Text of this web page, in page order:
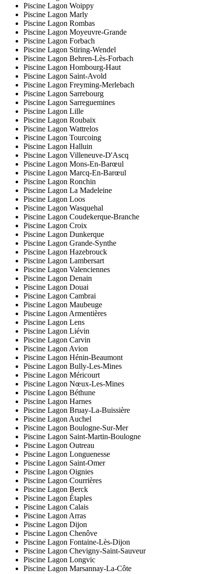
Piscine Lagon Woippy
Piscine Lagon Marly
Piscine Lagon Rombas
Piscine Lagon Moyeuvre-Grande
Piscine Lagon Forbach
Piscine Lagon Stiring-Wendel
Piscine Lagon Behren-Lès-Forbach
Piscine Lagon Hombourg-Haut
Piscine Lagon Saint-Avold
Piscine Lagon Freyming-Merlebach
Piscine Lagon Sarrebourg
Piscine Lagon Sarreguemines
Piscine Lagon Lille
Piscine Lagon Roubaix
Piscine Lagon Wattrelos
Piscine Lagon Tourcoing
Piscine Lagon Halluin
Piscine Lagon Villeneuve-D'Ascq
Piscine Lagon Mons-En-Barœul
Piscine Lagon Marcq-En-Barœul
Piscine Lagon Ronchin
Piscine Lagon La Madeleine
Piscine Lagon Loos
Piscine Lagon Wasquehal
Piscine Lagon Coudekerque-Branche
Piscine Lagon Croix
Piscine Lagon Dunkerque
Piscine Lagon Grande-Synthe
Piscine Lagon Hazebrouck
Piscine Lagon Lambersart
Piscine Lagon Valenciennes
Piscine Lagon Denain
Piscine Lagon Douai
Piscine Lagon Cambrai
Piscine Lagon Maubeuge
Piscine Lagon Armentières
Piscine Lagon Lens
Piscine Lagon Liévin
Piscine Lagon Carvin
Piscine Lagon Avion
Piscine Lagon Hénin-Beaumont
Piscine Lagon Bully-Les-Mines
Piscine Lagon Méricourt
Piscine Lagon Nœux-Les-Mines
Piscine Lagon Béthune
Piscine Lagon Harnes
Piscine Lagon Bruay-La-Buissière
Piscine Lagon Auchel
Piscine Lagon Boulogne-Sur-Mer
Piscine Lagon Saint-Martin-Boulogne
Piscine Lagon Outreau
Piscine Lagon Longuenesse
Piscine Lagon Saint-Omer
Piscine Lagon Oignies
Piscine Lagon Courrières
Piscine Lagon Berck
Piscine Lagon Étaples
Piscine Lagon Calais
Piscine Lagon Arras
Piscine Lagon Dijon
Piscine Lagon Chenôve
Piscine Lagon Fontaine-Lès-Dijon
Piscine Lagon Chevigny-Saint-Sauveur
Piscine Lagon Longvic
Piscine Lagon Marsannay-La-Côte